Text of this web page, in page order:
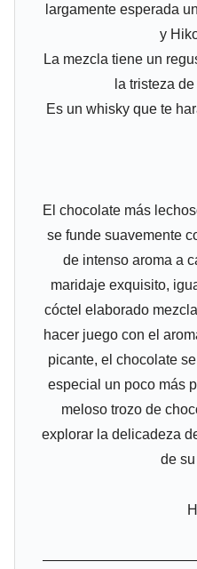
largamente esperada
y
La mezcla tiene un
la tristeza
Es un whisky que te
El chocolate más
se funde suavemente
de intenso aroma a
maridaje exquisito,
cóctel elaborado
hacer juego con el
picante, el chocolate
especial un poco más
meloso trozo de
explorar la delicadeza
de